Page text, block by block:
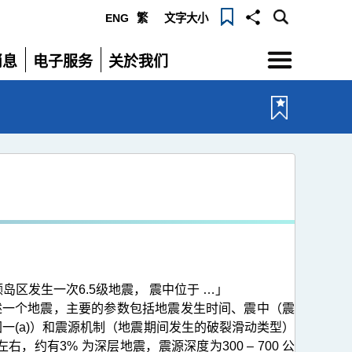
ENG 繁 文字大小
电子服务
展
关於我们
展
选
单
区发生一次6.5级地震， 震中位于 …」
个地震，主要的参数包括地震发生时间、震中（震
(a)）和震源机制（地震期间发生的破裂滑动类型）
，约有3% 为深层地震，震源深度为300 – 700 公